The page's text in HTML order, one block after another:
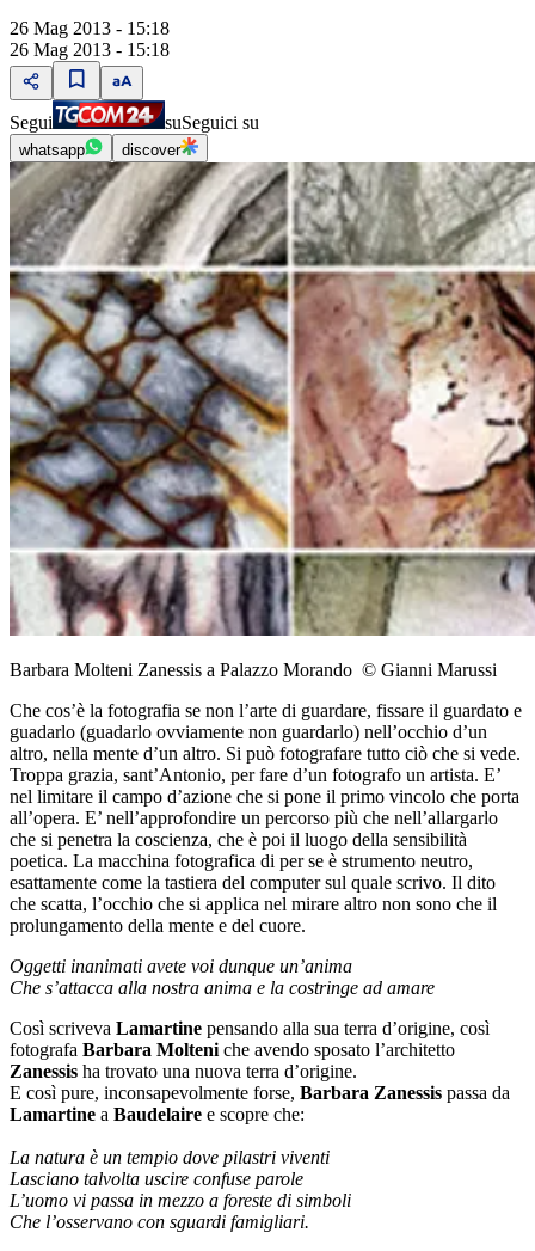
26 Mag 2013 - 15:18
26 Mag 2013 - 15:18
Segui suSeguici su
whatsapp discover
Barbara Molteni Zanessis a Palazzo Morando © Gianni Marussi
Che cos’è la fotografia se non l’arte di guardare, fissare il guardato e
guadarlo (guadarlo ovviamente non guardarlo) nell’occhio d’un
altro, nella mente d’un altro. Si può fotografare tutto ciò che si vede.
Troppa grazia, sant’Antonio, per fare d’un fotografo un artista. E’
nel limitare il campo d’azione che si pone il primo vincolo che porta
all’opera. E’ nell’approfondire un percorso più che nell’allargarlo
che si penetra la coscienza, che è poi il luogo della sensibilità
poetica. La macchina fotografica di per se è strumento neutro,
esattamente come la tastiera del computer sul quale scrivo. Il dito
che scatta, l’occhio che si applica nel mirare altro non sono che il
prolungamento della mente e del cuore.
Oggetti inanimati avete voi dunque un’anima
Che s’attacca alla nostra anima e la costringe ad amare
Così scriveva Lamartine pensando alla sua terra d’origine, così
fotografa Barbara Molteni che avendo sposato l’architetto
Zanessis ha trovato una nuova terra d’origine.
E così pure, inconsapevolmente forse, Barbara Zanessis passa da
Lamartine a Baudelaire e scopre che:
La natura è un tempio dove pilastri viventi
Lasciano talvolta uscire confuse parole
L’uomo vi passa in mezzo a foreste di simboli
Che l’osservano con sguardi famigliari.